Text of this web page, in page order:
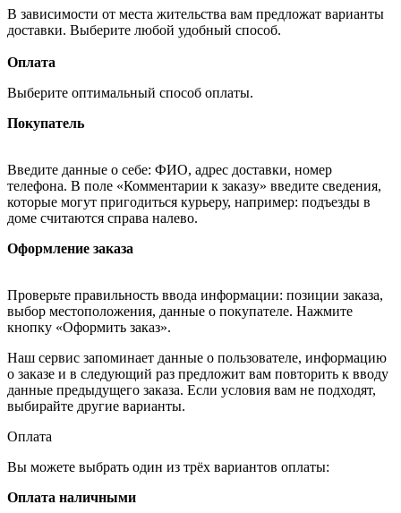
В зависимости от места жительства вам предложат варианты
доставки. Выберите любой удобный способ.
Оплата
Выберите оптимальный способ оплаты.
Покупатель
Введите данные о себе: ФИО, адрес доставки, номер
телефона. В поле «Комментарии к заказу» введите сведения,
которые могут пригодиться курьеру, например: подъезды в
доме считаются справа налево.
Оформление заказа
Проверьте правильность ввода информации: позиции заказа,
выбор местоположения, данные о покупателе. Нажмите
кнопку «Оформить заказ».
Наш сервис запоминает данные о пользователе, информацию
о заказе и в следующий раз предложит вам повторить к вводу
данные предыдущего заказа. Если условия вам не подходят,
выбирайте другие варианты.
Оплата
Вы можете выбрать один из трёх вариантов оплаты:
Оплата наличными